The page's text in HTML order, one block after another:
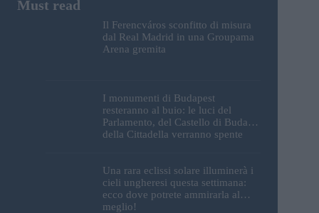
Il Ferencváros sconfitto di misura
dal Real Madrid in una Groupama
Arena gremita
I monumenti di Budapest
resteranno al buio: le luci del
Parlamento, del Castello di Buda e
della Cittadella verranno spente
Una rara eclissi solare illuminerà i
cieli ungheresi questa settimana:
ecco dove potrete ammirarla al
meglio!